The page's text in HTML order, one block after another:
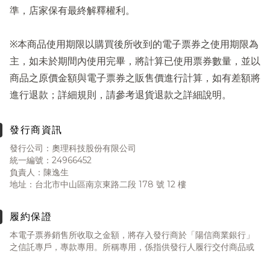
準，店家保有最終解釋權利。
※本商品使用期限以購買後所收到的電子票券之使用期限為
主，如未於期間內使用完畢，將計算已使用票券數量，並以
商品之原價金額與電子票券之販售價進行計算，如有差額將
進行退款；詳細規則，請參考退貨退款之詳細說明。
發行商資訊
發行公司：奧理科技股份有限公司
統一編號：24966452
負責人：陳逸生
地址：台北市中山區南京東路二段 178 號 12 樓
履約保證
本電子票券銷售所收取之金額，將存入發行商於「陽信商業銀行」
之信託專戶，專款專用。所稱專用，係指供發行人履行交付商品或